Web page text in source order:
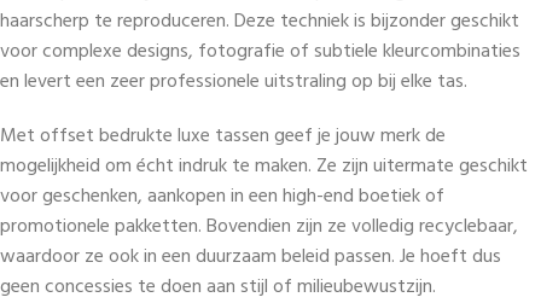
haarscherp te reproduceren. Deze techniek is bijzonder geschikt
voor complexe designs, fotografie of subtiele kleurcombinaties
en levert een zeer professionele uitstraling op bij elke tas.
Met offset bedrukte luxe tassen geef je jouw merk de
mogelijkheid om écht indruk te maken. Ze zijn uitermate geschikt
voor geschenken, aankopen in een high-end boetiek of
promotionele pakketten. Bovendien zijn ze volledig recyclebaar,
waardoor ze ook in een duurzaam beleid passen. Je hoeft dus
geen concessies te doen aan stijl of milieubewustzijn.